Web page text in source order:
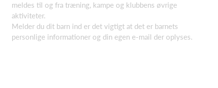
meldes til og fra træning, kampe og klubbens øvrige
aktiviteter.
Melder du dit barn ind er det vigtigt at det er barnets
personlige informationer og din egen e-mail der oplyses.